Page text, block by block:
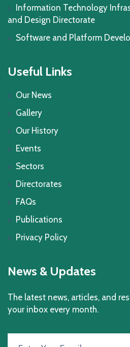
Information Technology
and Design Directorate
Software and Platform
Useful Links
Our News
Gallery
Our History
Events
Sectors
Directorates
FAQs
Publications
Privacy Policy
News & Updates
The latest news, articles, and
your inbox every month.